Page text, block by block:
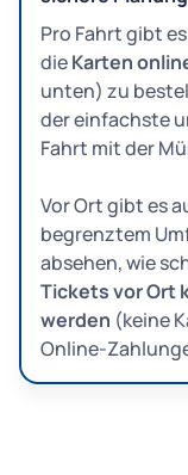
Pro Fahrt gibt
dieKarten
unten) zu
der einfachste
Fahrt mit der
Vor Ort gibt es
begrenztem
absehen, wie
Tickets vor Ort
werden (keine
Online-